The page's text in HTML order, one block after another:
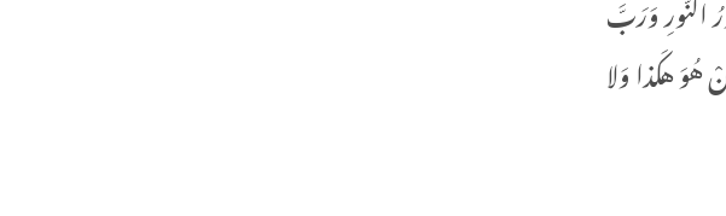
هكَذا وَلا